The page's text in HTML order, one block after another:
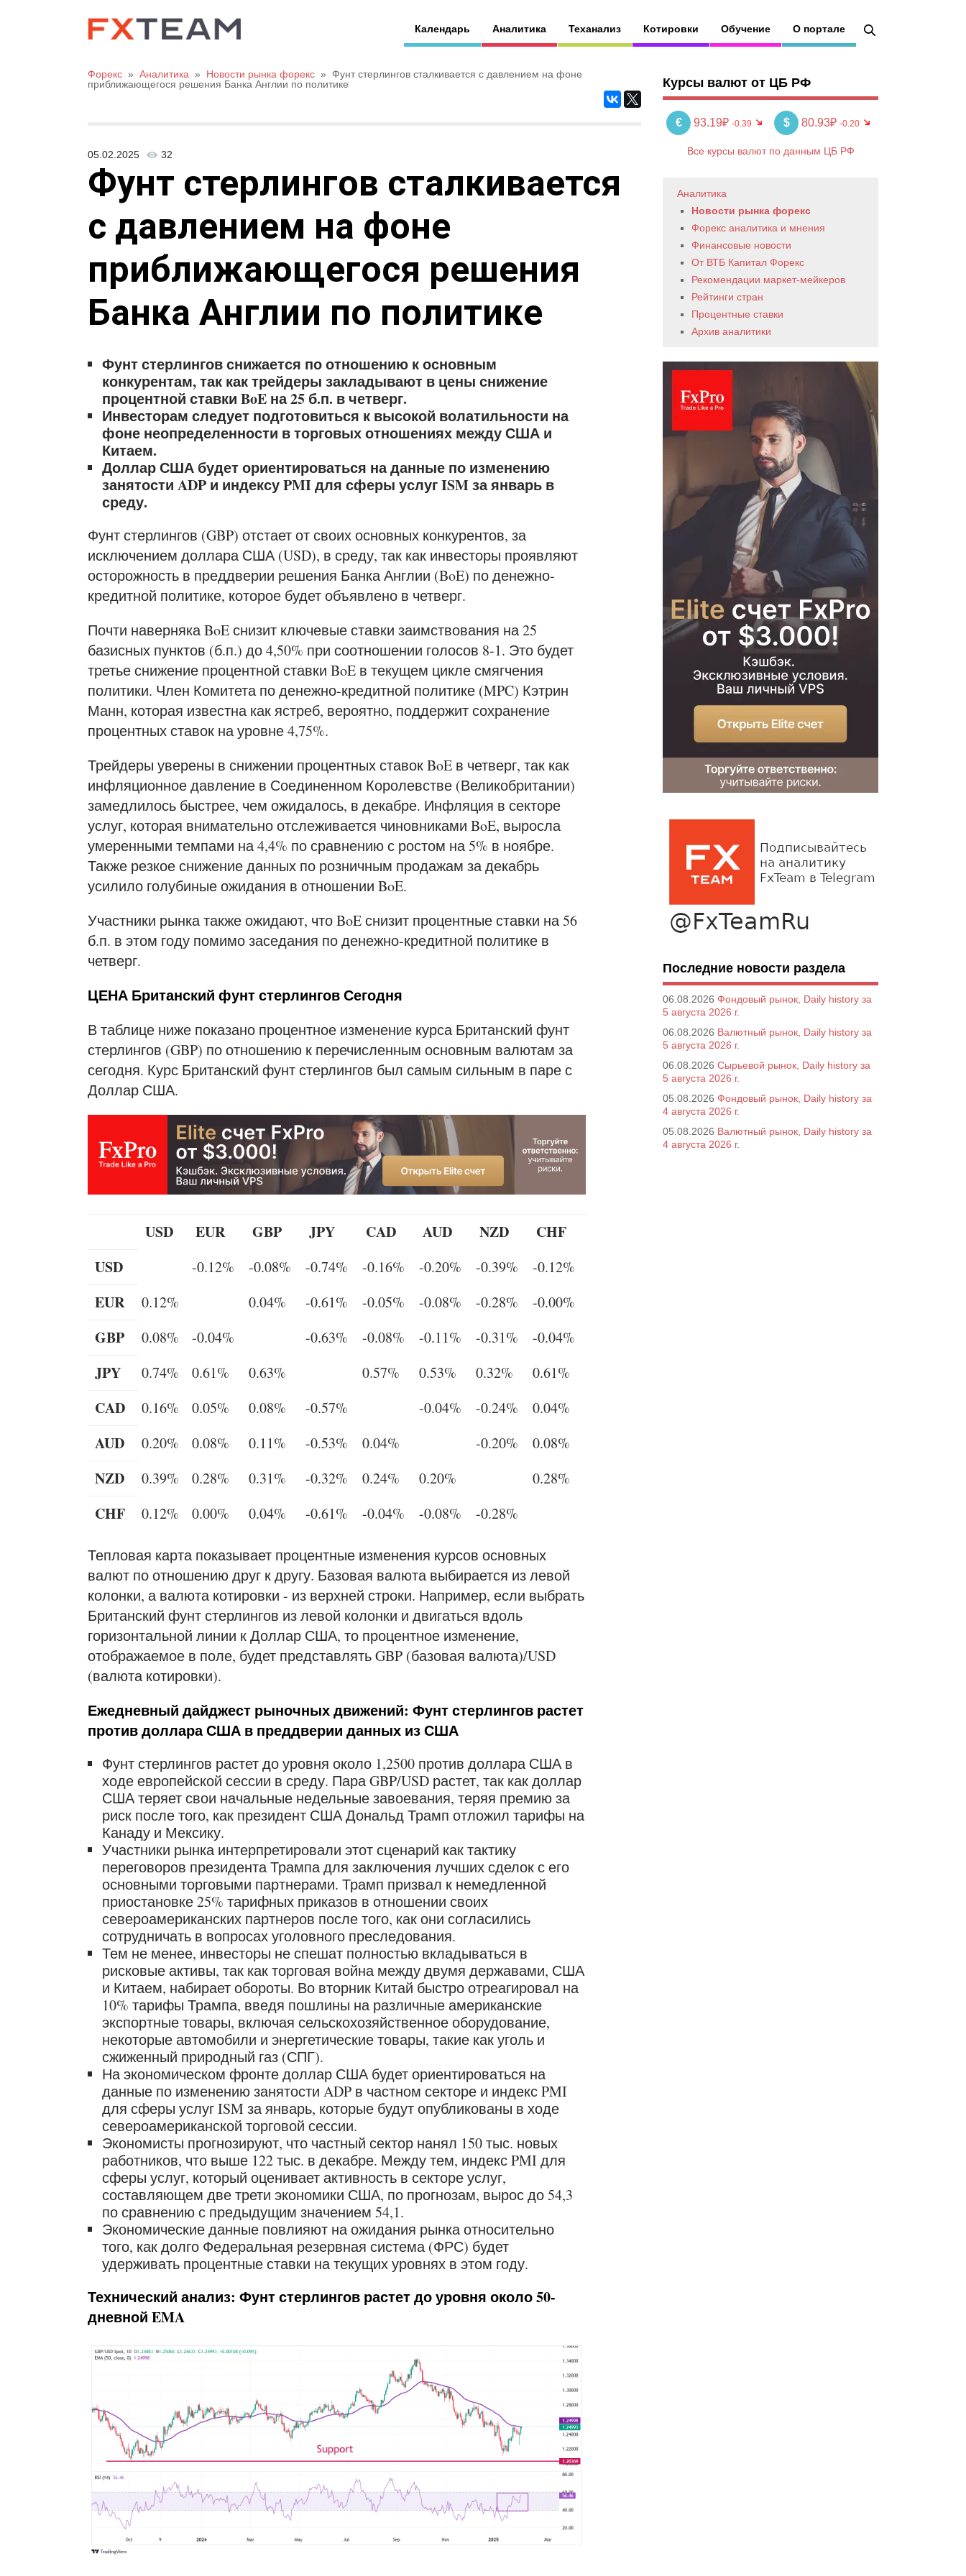
Календарь Аналитика Теханализ Котировки Обучение О портале
Форекс » Аналитика » Новости рынка форекс » Фунт стерлингов сталкивается с давлением на фоне
приближающегося решения Банка Англии по политике
05.02.2025 32
Фунт стерлингов сталкивается
с давлением на фоне
приближающегося решения
Банка Англии по политике
Фунт стерлингов снижается по отношению к основным
конкурентам, так как трейдеры закладывают в цены снижение
процентной ставки BoE на 25 б.п. в четверг.
Инвесторам следует подготовиться к высокой волатильности на
фоне неопределенности в торговых отношениях между США и
Китаем.
Доллар США будет ориентироваться на данные по изменению
занятости ADP и индексу PMI для сферы услуг ISM за январь в
среду.
Фунт стерлингов (GBP) отстает от своих основных конкурентов, за
исключением доллара США (USD), в среду, так как инвесторы проявляют
осторожность в преддверии решения Банка Англии (BoE) по денежно-
кредитной политике, которое будет объявлено в четверг.
Почти наверняка BoE снизит ключевые ставки заимствования на 25
базисных пунктов (б.п.) до 4,50% при соотношении голосов 8-1. Это будет
третье снижение процентной ставки BoE в текущем цикле смягчения
политики. Член Комитета по денежно-кредитной политике (MPC) Кэтрин
Манн, которая известна как ястреб, вероятно, поддержит сохранение
процентных ставок на уровне 4,75%.
Трейдеры уверены в снижении процентных ставок BoE в четверг, так как
инфляционное давление в Соединенном Королевстве (Великобритании)
замедлилось быстрее, чем ожидалось, в декабре. Инфляция в секторе
услуг, которая внимательно отслеживается чиновниками BoE, выросла
умеренными темпами на 4,4% по сравнению с ростом на 5% в ноябре.
Также резкое снижение данных по розничным продажам за декабрь
усилило голубиные ожидания в отношении BoE.
Участники рынка также ожидают, что BoE снизит процентные ставки на 56
б.п. в этом году помимо заседания по денежно-кредитной политике в
четверг.
ЦЕНА Британский фунт стерлингов Сегодня
В таблице ниже показано процентное изменение курса Британский фунт
стерлингов (GBP) по отношению к перечисленным основным валютам за
сегодня. Курс Британский фунт стерлингов был самым сильным в паре с
Доллар США.
USD EUR GBP JPY CAD AUD NZD
CHF
USD
-0.12% -0.08% -0.74% -0.16% -0.20% -0.39% -0.12%
EUR 0.12% 0.04% -0.61% -0.05% -0.08% -0.28% -0.00%
GBP 0.08% -0.04% -0.63% -0.08% -0.11% -0.31% -0.04%
JPY 0.74% 0.61% 0.63% 0.57% 0.53% 0.32% 0.61%
CAD 0.16% 0.05% 0.08% -0.57% -0.04% -0.24% 0.04%
AUD 0.20% 0.08% 0.11% -0.53% 0.04% -0.20% 0.08%
NZD 0.39% 0.28% 0.31% -0.32% 0.24% 0.20% 0.28%
CHF 0.12% 0.00% 0.04% -0.61% -0.04% -0.08% -0.28%
Тепловая карта показывает процентные изменения курсов основных
валют по отношению друг к другу. Базовая валюта выбирается из левой
колонки, а валюта котировки - из верхней строки. Например, если выбрать
Британский фунт стерлингов из левой колонки и двигаться вдоль
горизонтальной линии к Доллар США, то процентное изменение,
отображаемое в поле, будет представлять GBP (базовая валюта)/USD
(валюта котировки).
Ежедневный дайджест рыночных движений: Фунт стерлингов растет
против доллара США в преддверии данных из США
Фунт стерлингов растет до уровня около 1,2500 против доллара США в
ходе европейской сессии в среду. Пара GBP/USD растет, так как доллар
США теряет свои начальные недельные завоевания, теряя премию за
риск после того, как президент США Дональд Трамп отложил тарифы на
Канаду и Мексику.
Участники рынка интерпретировали этот сценарий как тактику
переговоров президента Трампа для заключения лучших сделок с его
основными торговыми партнерами. Трамп призвал к немедленной
приостановке 25% тарифных приказов в отношении своих
североамериканских партнеров после того, как они согласились
сотрудничать в вопросах уголовного преследования.
Тем не менее, инвесторы не спешат полностью вкладываться в
рисковые активы, так как торговая война между двумя державами, США
и Китаем, набирает обороты. Во вторник Китай быстро отреагировал на
10% тарифы Трампа, введя пошлины на различные американские
экспортные товары, включая сельскохозяйственное оборудование,
некоторые автомобили и энергетические товары, такие как уголь и
сжиженный природный газ (СПГ).
На экономическом фронте доллар США будет ориентироваться на
данные по изменению занятости ADP в частном секторе и индекс PMI
для сферы услуг ISM за январь, которые будут опубликованы в ходе
североамериканской торговой сессии.
Экономисты прогнозируют, что частный сектор нанял 150 тыс. новых
работников, что выше 122 тыс. в декабре. Между тем, индекс PMI для
сферы услуг, который оценивает активность в секторе услуг,
составляющем две трети экономики США, по прогнозам, вырос до 54,3
по сравнению с предыдущим значением 54,1.
Экономические данные повлияют на ожидания рынка относительно
того, как долго Федеральная резервная система (ФРС) будет
удерживать процентные ставки на текущих уровнях в этом году.
Технический анализ: Фунт стерлингов растет до уровня около 50-
дневной EMA
Курсы валют от ЦБ РФ
€ 93.19₽ -0.39 $ 80.93₽ -0.20
Все курсы валют по данным ЦБ РФ
Аналитика
Новости рынка форекс
Форекс аналитика и мнения
Финансовые новости
От ВТБ Капитал Форекс
Рекомендации маркет-мейкеров
Рейтинги стран
Процентные ставки
Архив аналитики
Последние новости раздела
06.08.2026 Фондовый рынок, Daily history за
5 августа 2026 г.
06.08.2026 Валютный рынок, Daily history за
5 августа 2026 г.
06.08.2026 Сырьевой рынок, Daily history за
5 августа 2026 г.
05.08.2026 Фондовый рынок, Daily history за
4 августа 2026 г.
05.08.2026 Валютный рынок, Daily history за
4 августа 2026 г.